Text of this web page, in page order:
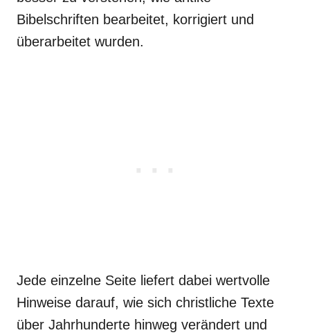
Bibelschriften bearbeitet, korrigiert und
überarbeitet wurden.
Jede einzelne Seite liefert dabei wertvolle
Hinweise darauf, wie sich christliche Texte
über Jahrhunderte hinweg verändert und